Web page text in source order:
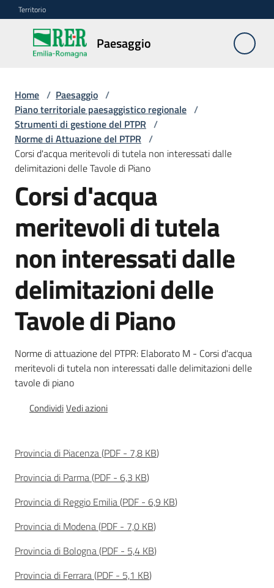
Vai al contenuto
Vai alla navigazione
Vai al footer
Territorio
Paesaggio
Paesaggio
Piano
paesaggistico
regionale
Menu selezionato
Beni
Autorizzazioni
paesaggistiche
Risorse
Norme
Territorio
Home / Paesaggio /
Piano territoriale paesaggistico regionale /
Strumenti di gestione del PTPR /
Norme di Attuazione del PTPR /
Corsi d'acqua meritevoli di tutela non interessati dalle
delimitazioni delle Tavole di Piano
Corsi d'acqua
meritevoli di tutela
non interessati dalle
delimitazioni delle
Tavole di Piano
Norme di attuazione del PTPR: Elaborato M - Corsi d'acqua
meritevoli di tutela non interessati dalle delimitazioni delle
tavole di piano
CondividiVedi azioni
Provincia di Piacenza(PDF - 7,8 KB)
Provincia di Parma(PDF - 6,3 KB)
Provincia di Reggio Emilia(PDF - 6,9 KB)
Provincia di Modena(PDF - 7,0 KB)
Provincia di Bologna(PDF - 5,4 KB)
Provincia di Ferrara(PDF - 5,1 KB)